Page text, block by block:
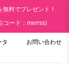
料でプレゼント！
コード：merrss)
タ
お問い合わせ